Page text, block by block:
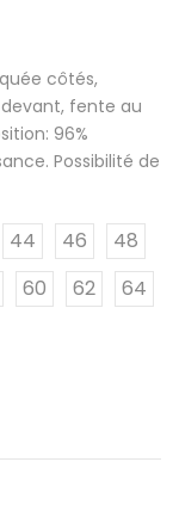
côtés,
fente au
96%
Possibilité de
44 46
48
60 62 64